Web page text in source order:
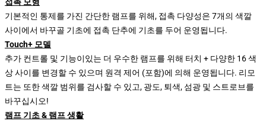
기본적인 통제를 가진 간단한 램프를 위해, 접촉 다양성은 7개의 색깔
사이에서 바꾸골 기초에 접촉 단추에 기초를 두어 운영됩니다.
Touch+ 모델
추가 컨트롤 및 기능이있는 더 우수한 램프를 위해 터치 + 다양한 16 색
상 사이를 변경할 수 있으며 원격 제어 (포함)에 의해 운영됩니다. 리모
트는 또한 색깔 범위를 검사할 수 있고, 광도, 퇴색, 섬광 및 스트로브를
바꾸십시오!
램프 기초 & 램프 생활